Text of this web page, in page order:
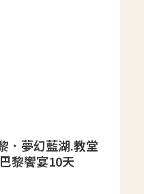
．夢幻藍湖.教堂
黎饗宴10天